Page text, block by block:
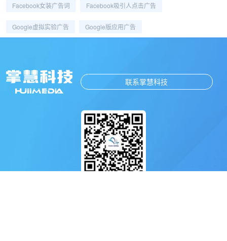
Facebook女装广告词 Facebook吸引人点击广告
Google虚拟实验广告 Google版应用广告
联系掌慧科技